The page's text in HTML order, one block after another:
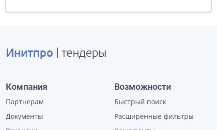
Инитпро | тендеры
Компания
Партнерам
Документы
Возможности
Быстрый поиск
Расширенные фильтры